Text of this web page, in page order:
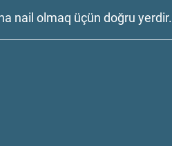
nail olmaq üçün doğru yerdir.